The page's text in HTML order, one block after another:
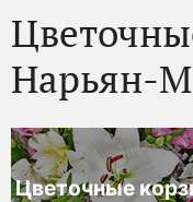
Нарьян-
Цветочные